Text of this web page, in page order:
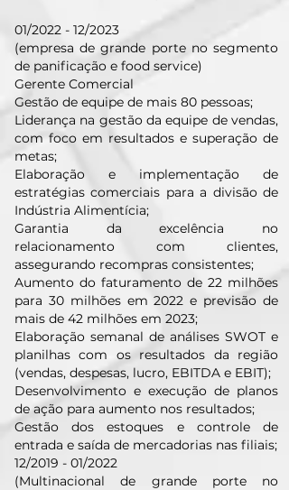
01/2022 - 12/2023
(empresa de grande porte no segmento
de panificação e food service)
Gerente Comercial
Gestão de equipe de mais 80 pessoas;
Liderança na gestão da equipe de vendas,
com foco em resultados e superação de
metas;
Elaboração e implementação de
estratégias comerciais para a divisão de
Indústria Alimentícia;
Garantia da excelência no
relacionamento com clientes,
assegurando recompras consistentes;
Aumento do faturamento de 22 milhões
para 30 milhões em 2022 e previsão de
mais de 42 milhões em 2023;
Elaboração semanal de análises SWOT e
planilhas com os resultados da região
(vendas, despesas, lucro, EBITDA e EBIT);
Desenvolvimento e execução de planos
de ação para aumento nos resultados;
Gestão dos estoques e controle de
entrada e saída de mercadorias nas filiais;
12/2019 - 01/2022
(Multinacional de grande porte no